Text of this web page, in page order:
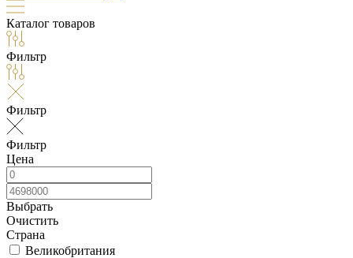
Каталог товаров
Фильтр
Фильтр
Фильтр
Цена
Выбрать
Очистить
Страна
Великобритания